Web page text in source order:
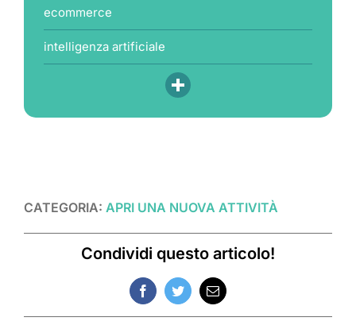
ecommerce
intelligenza artificiale
CATEGORIA: APRI UNA NUOVA ATTIVITÀ
Condividi questo articolo!
FacebookTwitterEmail